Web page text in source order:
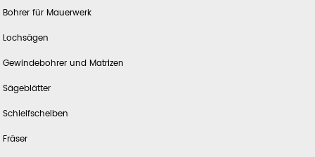
Bohrer für Mauerwerk
Lochsägen
Gewindebohrer und Matrizen
Sägeblätter
Schleifscheiben
Fräser